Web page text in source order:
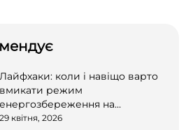
Лайфхаки: коли і навіщо варто
вмикати режим
енергозбереження на
смартфоні
29 квітня, 2026